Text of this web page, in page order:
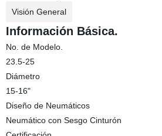
Visión General
Información Básica.
No. de Modelo.
23.5-25
Diámetro
15-16"
Diseño de Neumáticos
Neumático con Sesgo Cinturón